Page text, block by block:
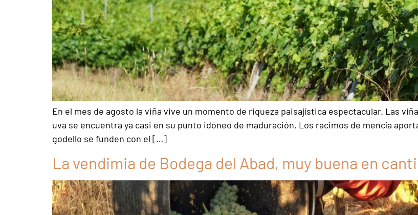
En el mes de agosto la viña vive un momento de riqueza paisajística espectacular. Las
uva se encuentra ya casi en su punto idóneo de maduración. Los racimos de mencía
godello se funden con el […]
La vendimia de Bodega del Abad, muy buena en